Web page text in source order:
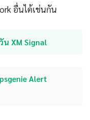
อื่นได้เช่นกัน
XM Signal
Alert